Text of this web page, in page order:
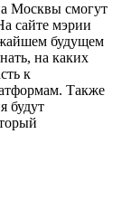
Москвы смогут
сайте мэрии
будущем
на каких
к
Также
будут